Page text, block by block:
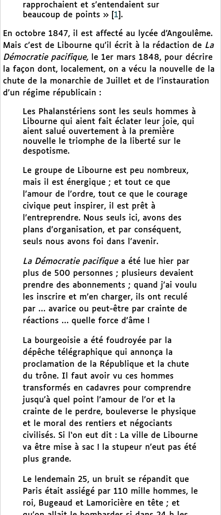
rapprochaient et s’entendaient sur
beaucoup de points »
1 .
En octobre 1847, il est affecté au lycée d’Angoulême.
Mais c’est de Libourne qu’il écrit à la rédaction de La
Démocratie pacifique, le 1er mars 1848, pour décrire
la façon dont, localement, on a vécu la nouvelle de la
chute de la monarchie de Juillet et de l’instauration
d’un régime républicain :
Les Phalanstériens sont les seuls hommes à
Libourne qui aient fait éclater leur joie, qui
aient salué ouvertement à la première
nouvelle le triomphe de la liberté sur le
despotisme.
Le groupe de Libourne est peu nombreux,
mais il est énergique ; et tout ce que
l’amour de l’ordre, tout ce que le courage
civique peut inspirer, il est prêt à
l’entreprendre. Nous seuls ici, avons des
plans d’organisation, et par conséquent,
seuls nous avons foi dans l’avenir.
La Démocratie pacifique a été lue hier par
plus de 500 personnes ; plusieurs devaient
prendre des abonnements ; quand j’ai voulu
les inscrire et m’en charger, ils ont reculé
par … avarice ou peut-être par crainte de
réactions … quelle force d’âme !
La bourgeoisie a été foudroyée par la
dépêche télégraphique qui annonça la
proclamation de la République et la chute
du trône. Il faut avoir vu ces hommes
transformés en cadavres pour comprendre
jusqu’à quel point l’amour de l’or et la
crainte de le perdre, bouleverse le physique
et le moral des rentiers et négociants
civilisés. Si l‘on eut dit : La ville de Libourne
va être mise à sac ! la stupeur n’eut pas été
plus grande.
Le lendemain 25, un bruit se répandit que
Paris était assiégé par 110 mille hommes, le
roi, Bugeaud et Lamoricière en tête ; et